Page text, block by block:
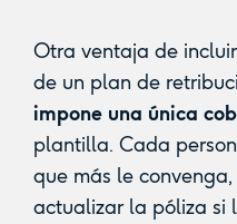
Otra ventaja de
de un plan de
impone una única
plantilla. Cada
que más le
actualizar la póliza si